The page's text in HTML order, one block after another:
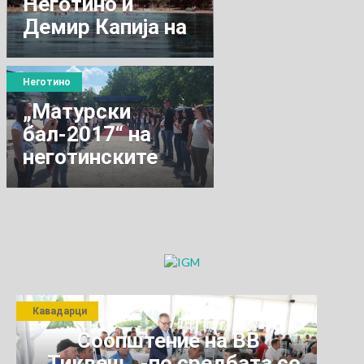
Демир Капија на
летување во
Струга
„Матурски
бал-2017“ на
неготинските
матуранти
Неготино
Соопштение на ВВ
Кавадарци